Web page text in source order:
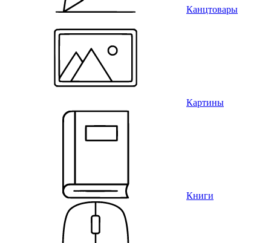
Канцтовары
Картины
Книги